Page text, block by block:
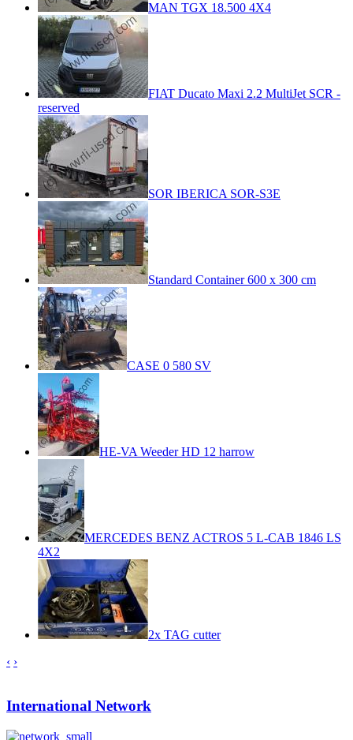
MAN TGX 18.500 4X4
FIAT Ducato Maxi 2.2 MultiJet SCR -
reserved
SOR IBERICA SOR-S3E
Standard Container 600 x 300 cm
CASE 0 580 SV
HE-VA Weeder HD 12 harrow
MERCEDES BENZ ACTROS 5 L-CAB 1846 LS
4X2
2x TAG cutter
‹ ›
International Network